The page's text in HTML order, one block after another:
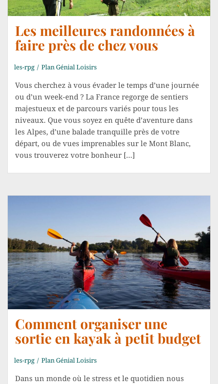
Les meilleures randonnées à
faire près de chez vous
les-rpg Plan Génial Loisirs
Vous cherchez à vous évader le temps d’une journée
ou d’un week-end ? La France regorge de sentiers
majestueux et de parcours variés pour tous les
niveaux. Que vous soyez en quête d’aventure dans
les Alpes, d’une balade tranquille près de votre
départ, ou de vues imprenables sur le Mont Blanc,
vous trouverez votre bonheur […]
Comment organiser une
sortie en kayak à petit budget
les-rpg Plan Génial Loisirs
Dans un monde où le stress et le quotidien nous